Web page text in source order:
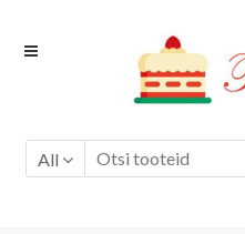
Skip
Skip
All